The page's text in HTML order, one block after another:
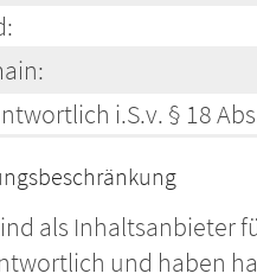
i.S.v. § 18
als Inhaltsanbieter
und haben